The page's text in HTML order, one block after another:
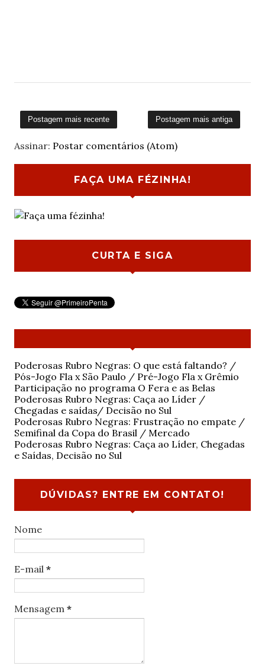
Postagem mais recente Postagem mais antiga
Assinar: Postar comentários (Atom)
FAÇA UMA FÉZINHA!
CURTA E SIGA
Poderosas Rubro Negras: O que está faltando? /
Pós-Jogo Fla x São Paulo / Pré-Jogo Fla x Grêmio
Participação no programa O Fera e as Belas
Poderosas Rubro Negras: Caça ao Líder /
Chegadas e saídas/ Decisão no Sul
Poderosas Rubro Negras: Frustração no empate /
Semifinal da Copa do Brasil / Mercado
Poderosas Rubro Negras: Caça ao Líder, Chegadas
e Saídas, Decisão no Sul
DÚVIDAS? ENTRE EM CONTATO!
Nome
E-mail *
Mensagem *